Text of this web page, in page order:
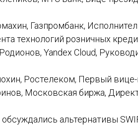
Газпромбанк,
технологий розничных
Yandex Cloud,
Ростелеком, Первый
Московская биржа,
альтернативы